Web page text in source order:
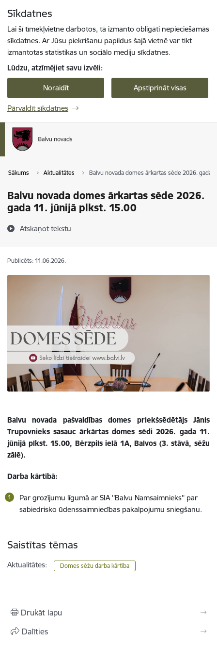
Sīkdatnes
Lai šī tīmekļvietne darbotos, tā izmanto obligāti nepieciešamās
sīkdatnes. Ar Jūsu piekrišanu papildus šajā vietnē var tikt
izmantotas statistikas un sociālo mediju sīkdatnes.
Lūdzu, atzīmējiet savu izvēli:
Noraidīt Apstiprināt visas
Pārvaldīt sīkdatnes
Sākums Aktualitātes Balvu novada domes ārkartas sēde 2026. gada
Balvu novada domes ārkartas sēde 2026.
gada 11. jūnijā plkst. 15.00
Atskaņot tekstu
Publicēts: 11.06.2026.
Balvu novada pašvaldības domes priekšsēdētājs Jānis
Trupovnieks sasauc ārkārtas domes sēdi 2026. gada 11.
jūnijā plkst. 15.00, Bērzpils ielā 1A, Balvos (3. stāvā, sēžu
zālē).
Darba kārtībā:
Par grozījumu līgumā ar SIA ''Balvu Namsaimnieks'' par
sabiedrisko ūdenssaimniecības pakalpojumu sniegšanu.
Saistītas tēmas
Aktualitātes: Domes sēžu darba kārtība
Drukāt lapu
Dalīties